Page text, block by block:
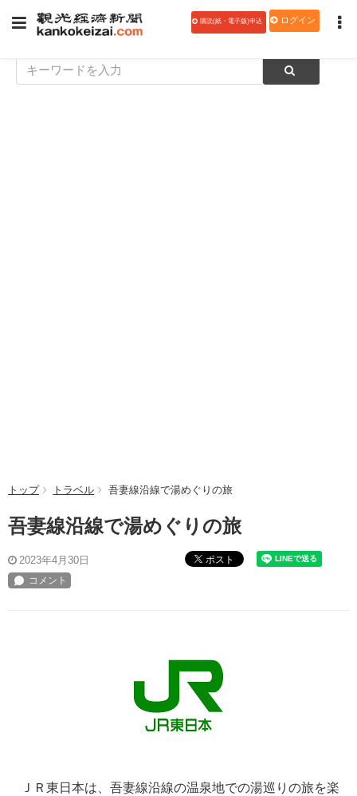
購読(紙・電子版)申込 ログイン
トップ トラベル 吾妻線沿線で湯めぐりの旅
吾妻線沿線で湯めぐりの旅
2023年4月30日 ポスト
ＪＲ東日本は、吾妻線沿線の温泉地での湯巡りの旅を楽